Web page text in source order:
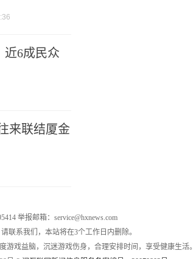
近6成民众
来联结厦金
举报邮箱：service@hxnews.com
联系我们，本站将在3个工作日内删除。
戏益脑，沉迷游戏伤身，合理安排时间，享受健康生活。